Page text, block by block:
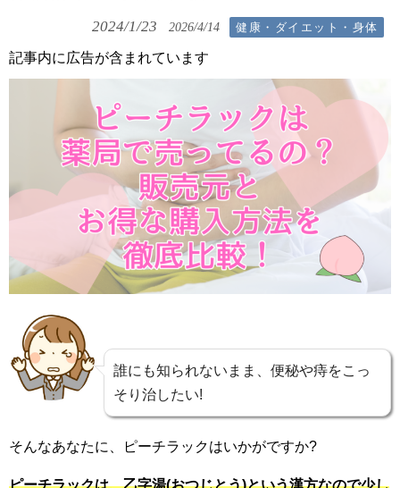
2024/1/23 2026/4/14 健康・ダイエット・身体
記事内に広告が含まれています
誰にも知られないまま、便秘や痔をこっ
そり治したい!
そんなあなたに、ピーチラックはいかがですか?
ピーチラックは、乙字湯(おつじとう)という漢方なので少し